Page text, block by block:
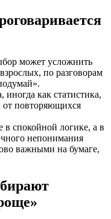
может усложнить
по разговорам
иногда как статистика,
от повторяющихся
в спокойной логике, а в
непонимания
важными на бумаге,